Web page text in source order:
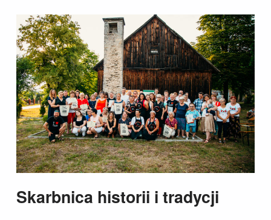
Skarbnica historii i tradycji